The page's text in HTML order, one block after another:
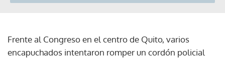
Frente al Congreso en el centro de Quito, varios
encapuchados intentaron romper un cordón policial